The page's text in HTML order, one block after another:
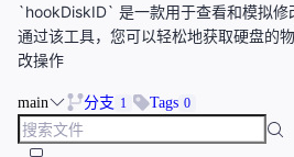
`hookDiskID` 是一款用于查看和模拟修
通过该工具，您可以轻松地获取硬盘的
改操作
main 分支 1 Tags 0